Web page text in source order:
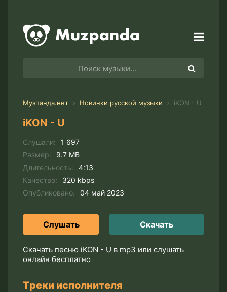
Музпанда.нет Новинки русской музыки iKON - U
iKON - U
Слушали:
1 697
Размер:
9.7 MB
Длительность:
4:13
Качество:
320 kbps
Опубликовано:
04 май 2023
Слушать Скачать
Скачать песню iKON - U в mp3 или слушать
онлайн бесплатно
Треки исполнителя